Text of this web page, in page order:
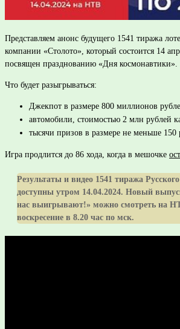
Представляем анонс будущего 1541 тиража
компании «Столото», который состоится 14
посвящен празднованию «Дня космонавтики».
Что будет разыгрываться:
Джекпот в размере 800 миллионов
автомобили, стоимостью 2 млн рублей
тысячи призов в размере не меньше 150
Игра продлится до 86 хода, когда в мешочке
Результаты и видео 1541 тиража Русского
доступны утром 14.04.2024. Новый
нас выигрывают!» можно смотреть на
воскресение в 8.20 час по мск.